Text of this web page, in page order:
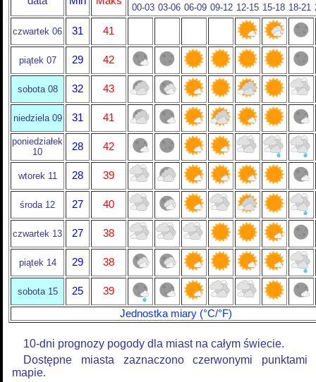
00-03 03-06 06-09 09-12 12-15 15-18 18-21
czwartek 06 31 41
piątek 07 29 42
sobota 08 32 43
niedziela 09 31 41
poniedziałek
10
28 42
wtorek 11 28 39
środa 12 27 40
czwartek 13 27 38
piątek 14 29 38
sobota 15 25
39
Jednostka miary (°C/°F)
10-dni prognozy pogody dla miast na całym świecie.
Dostępne miasta zaznaczono czerwonymi punktami
mapie.